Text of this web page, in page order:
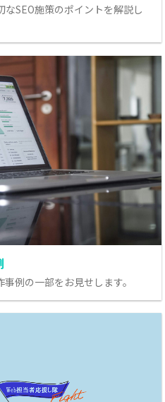
SEO施策のポイントを解説し
例の一部をお見せします。